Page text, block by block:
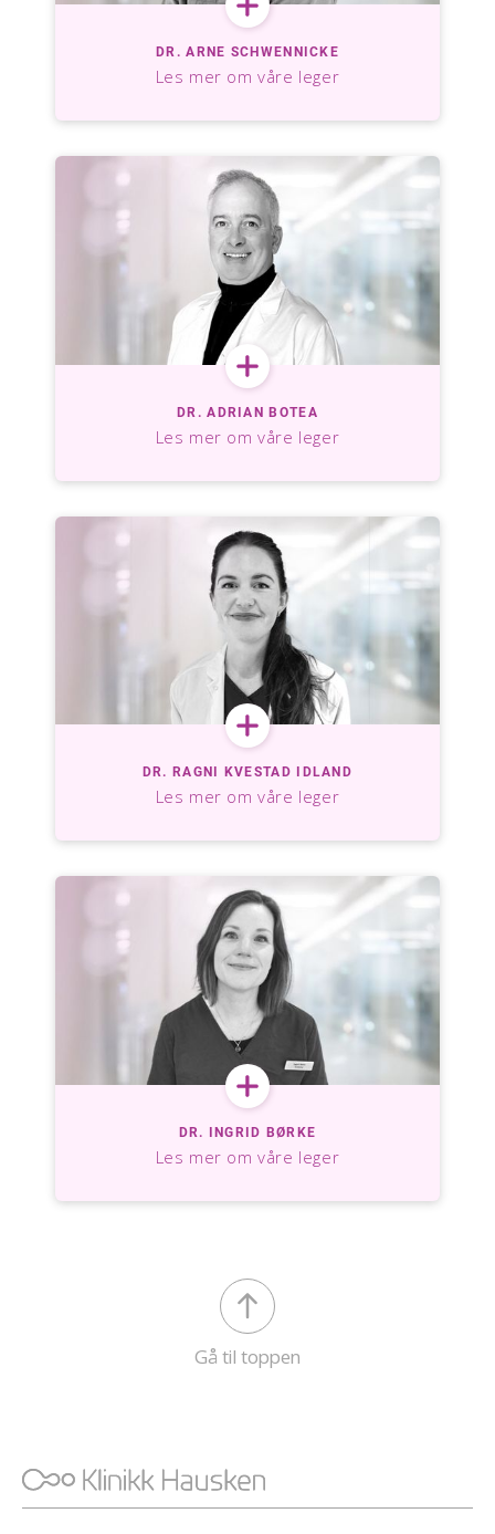
DR. ARNE SCHWENNICKE
Les mer om våre leger
DR. ADRIAN BOTEA
Les mer om våre leger
DR. RAGNI KVESTAD IDLAND
Les mer om våre leger
DR. INGRID BØRKE
Les mer om våre leger
Gå til toppen